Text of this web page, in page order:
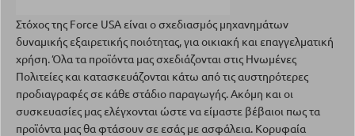
Στόχος της Force USA είναι ο σχεδιασμός μηχανημάτων
δυναμικής εξαιρετικής ποιότητας, για οικιακή και επαγγελματική
χρήση. Όλα τα προϊόντα μας σχεδιάζονται στις Ηνωμένες
Πολιτείες και κατασκευάζονται κάτω από τις αυστηρότερες
προδιαγραφές σε κάθε στάδιο παραγωγής. Ακόμη και οι
συσκευασίες μας ελέγχονται ώστε να είμαστε βέβαιοι πως τα
προϊόντα μας θα φτάσουν σε εσάς με ασφάλεια. Κορυφαία